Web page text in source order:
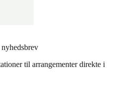
til arrangementer direkte i